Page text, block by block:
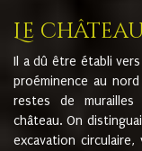
Le
Il a dû être établi
proéminence au
restes de
château. On
excavation